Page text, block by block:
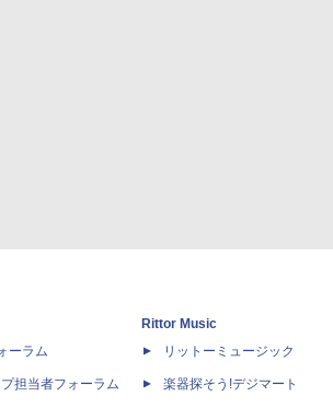
ーラム
担当者フォーラム
Rittor Music
リットーミュージック
楽器探そう!デジマート